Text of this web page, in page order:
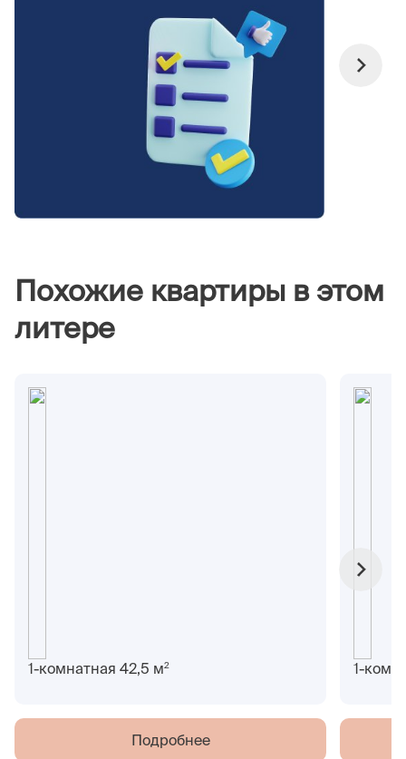
Похожие квартиры в этом
литере
1-комнатная 42,5 м2
Подробнее
1-